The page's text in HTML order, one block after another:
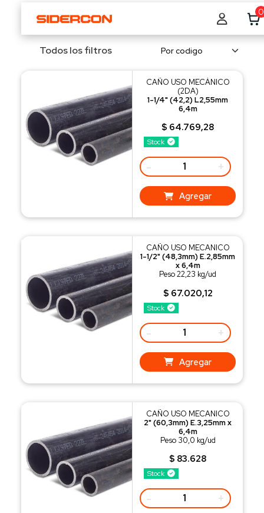
0
Todos los filtros
Stock
CAÑO USO MECÁNICO
(2DA)
1-1/4" (42,2) L2,55mm
6,4m
$ 64.769,28
- +
Agregar
Stock
CAÑO USO MECANICO
1-1/2" (48,3mm) E.2,85mm
x 6,4m
Peso 22,23 kg/ud
$ 67.020,12
- +
Agregar
Stock
CAÑO USO MECANICO
2" (60,3mm) E.3,25mm x
6,4m
Peso 30,0 kg/ud
$ 83.628
- +